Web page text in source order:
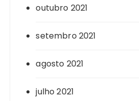
outubro 2021
setembro 2021
agosto 2021
julho 2021